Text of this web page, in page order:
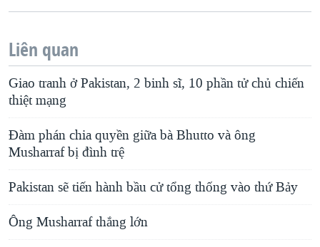
Liên quan
Giao tranh ở Pakistan, 2 binh sĩ, 10 phần tử chủ chiến
thiệt mạng
Ðàm phán chia quyền giữa bà Bhutto và ông
Musharraf bị đình trệ
Pakistan sẽ tiến hành bầu cử tổng thống vào thứ Bảy
Ông Musharraf thắng lớn